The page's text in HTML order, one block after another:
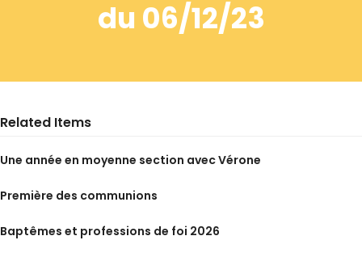
du 06/12/23
Related Items
Une année en moyenne section avec Vérone
Première des communions
Baptêmes et professions de foi 2026